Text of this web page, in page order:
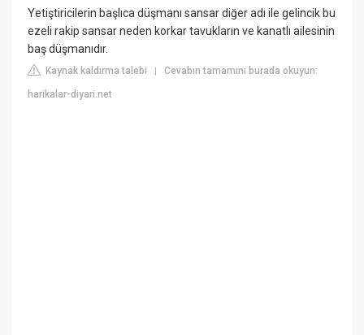
Yetiştiricilerin başlıca düşmanı sansar diğer adı ile gelincik bu
ezeli rakip sansar neden korkar tavukların ve kanatlı ailesinin
baş düşmanıdır.
Kaynak kaldırma talebi |Cevabın tamamını burada okuyun:
harikalar-diyari.net